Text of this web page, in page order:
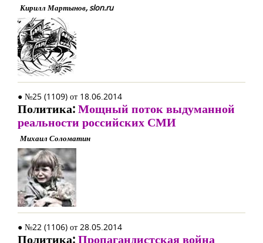
Кирилл Мартынов, slon.ru
● №25 (1109) от 18.06.2014
Политика:Мощный поток выдуманной
реальности российских СМИ
Михаил Соломатин
● №22 (1106) от 28.05.2014
Политика:Пропагандистская война